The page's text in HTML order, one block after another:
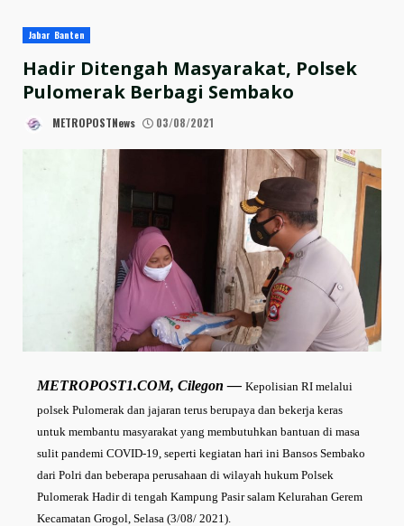
Jabar Banten
Hadir Ditengah Masyarakat, Polsek
Pulomerak Berbagi Sembako
METROPOSTNews 03/08/2021
METROPOST1.COM, Cilegon — Kepolisian RI melalui
polsek Pulomerak dan jajaran terus berupaya dan bekerja keras
untuk membantu masyarakat yang membutuhkan bantuan di masa
sulit pandemi COVID-19, seperti kegiatan hari ini Bansos Sembako
dari Polri dan beberapa perusahaan di wilayah hukum Polsek
Pulomerak Hadir di tengah Kampung Pasir salam Kelurahan Gerem
Kecamatan Grogol, Selasa (3/08/ 2021).